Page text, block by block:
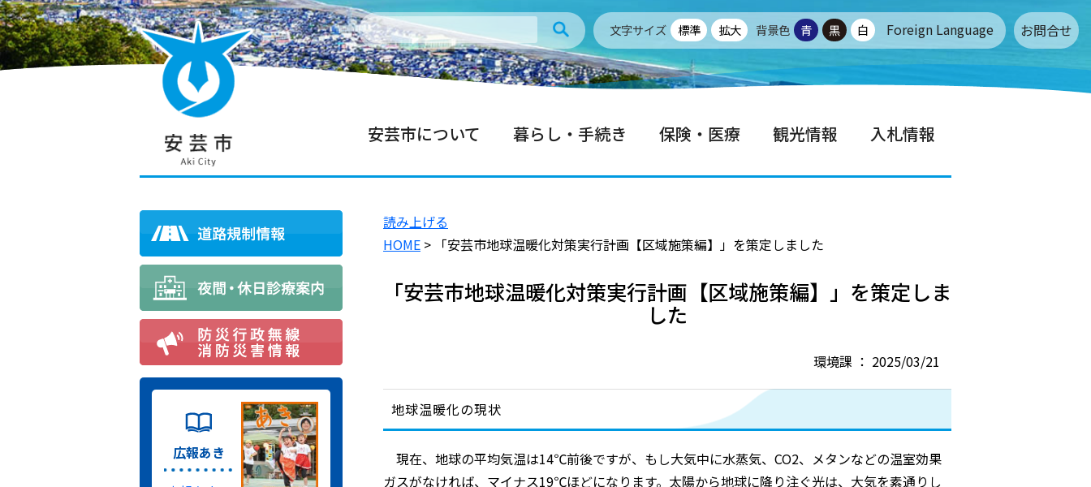
文字サイズ 標準 拡大 背景色 青 黒 白 Foreign Language お問合せ
安芸市について 暮らし・手続き 保険・医療 観光情報 入札情報
読み上げる
HOME > 「安芸市地球温暖化対策実行計画【区域施策編】」を策定しました
「安芸市地球温暖化対策実行計画【区域施策編】」を策定しま
した
環境課 ： 2025/03/21
地球温暖化の現状
現在、地球の平均気温は14℃前後ですが、もし大気中に水蒸気、CO2、メタンなどの温室効果
ガスがなければ、マイナス19℃ほどになります。太陽から地球に降り注ぐ光は、大気を素通りし
広報あき